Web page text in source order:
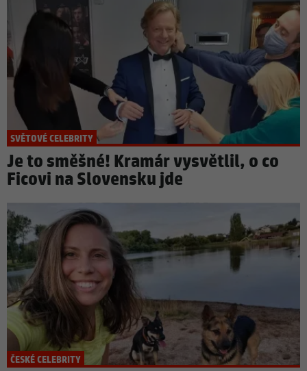
SVĚTOVÉ CELEBRITY
Je to směšné! Kramár vysvětlil, o co
Ficovi na Slovensku jde
ČESKÉ CELEBRITY